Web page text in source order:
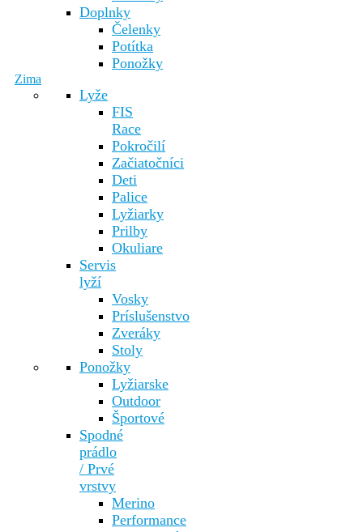
Doplnky
Čelenky
Potítka
Ponožky
Zima
Lyže
FIS
Race
Pokročilí
Začiatočníci
Deti
Palice
Lyžiarky
Prilby
Okuliare
Servis
lyží
Vosky
Príslušenstvo
Zveráky
Stoly
Ponožky
Lyžiarske
Outdoor
Športové
Spodné
prádlo
/ Prvé
vrstvy
Merino
Performance